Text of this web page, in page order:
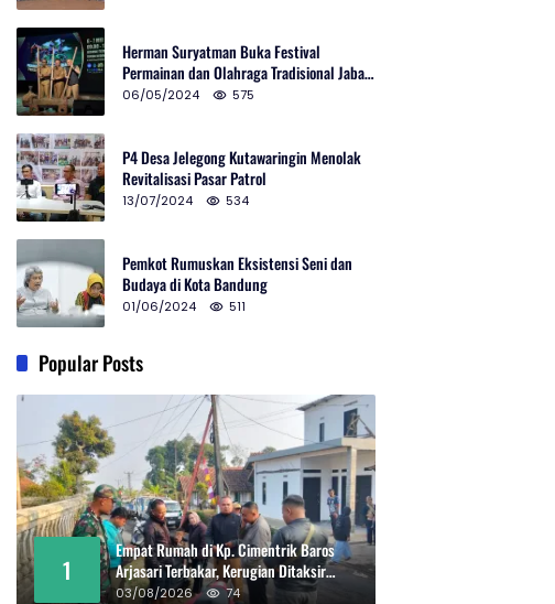
Herman Suryatman Buka Festival
Permainan dan Olahraga Tradisional Jabar
2024 di Gedung Teater Tertutup
06/05/2024 575
P4 Desa Jelegong Kutawaringin Menolak
Revitalisasi Pasar Patrol
13/07/2024 534
Pemkot Rumuskan Eksistensi Seni dan
Budaya di Kota Bandung
01/06/2024 511
Popular Posts
1
Empat Rumah di Kp. Cimentrik Baros
Arjasari Terbakar, Kerugian Ditaksir
Rp600 Juta
03/08/2026 74